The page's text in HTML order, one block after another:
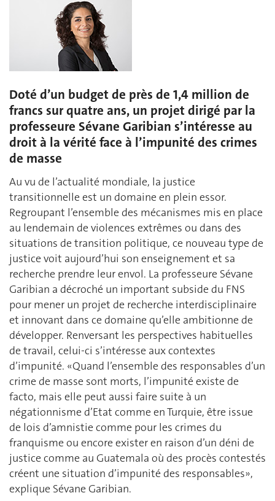
Doté d’un budget de près de 1,4 million de
francs sur quatre ans, un projet dirigé par la
professeure Sévane Garibian s’intéresse au
droit à la vérité face à l’impunité des crimes
de masse
Au vu de l’actualité mondiale, la justice
transitionnelle est un domaine en plein essor.
Regroupant l’ensemble des mécanismes mis en place
au lendemain de violences extrêmes ou dans des
situations de transition politique, ce nouveau type de
justice voit aujourd’hui son enseignement et sa
recherche prendre leur envol. La professeure Sévane
Garibian a décroché un important subside du FNS
pour mener un projet de recherche interdisciplinaire
et innovant dans ce domaine qu’elle ambitionne de
développer. Renversant les perspectives habituelles
de travail, celui-ci s’intéresse aux contextes
d’impunité. «Quand l’ensemble des responsables d’un
crime de masse sont morts, l’impunité existe de
facto, mais elle peut aussi faire suite à un
négationnisme d’Etat comme en Turquie, être issue
de lois d’amnistie comme pour les crimes du
franquisme ou encore exister en raison d’un déni de
justice comme au Guatemala où des procès contestés
créent une situation d’impunité des responsables»,
explique Sévane Garibian.